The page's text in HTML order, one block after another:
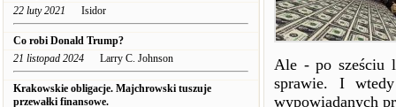
22 luty 2021 Isidor
Co robi Donald Trump?
21 listopad 2024 Larry C. Johnson
Krakowskie obligacje. Majchrowski tuszuje
przewałki finansowe.
Ale - po sześciu
sprawie. I wtedy
wypowiadanych